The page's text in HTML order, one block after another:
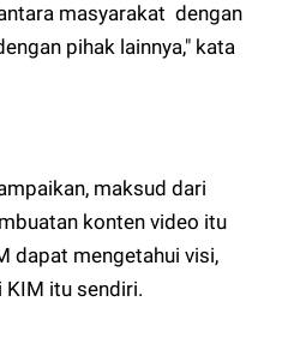
masyarakat dengan
pihak lainnya," kata
maksud dari
konten video itu
dapat mengetahui visi,
KIM itu sendiri.